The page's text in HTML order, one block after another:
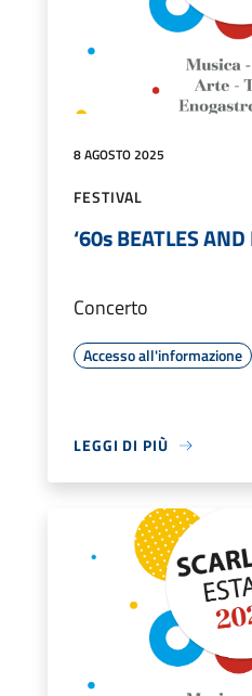
8 AGOSTO 2025
FESTIVAL
‘60s BEATLES
Concerto
Accesso all'informazione
LEGGI DI PIÙ